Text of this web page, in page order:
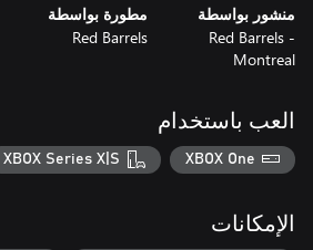
منشور بواسطة
Red Barrels -
Montreal
مطورة بواسطة
Red Barrels
العب باستخدام
XBOX One
XBOX Series X|S
الإمكانات